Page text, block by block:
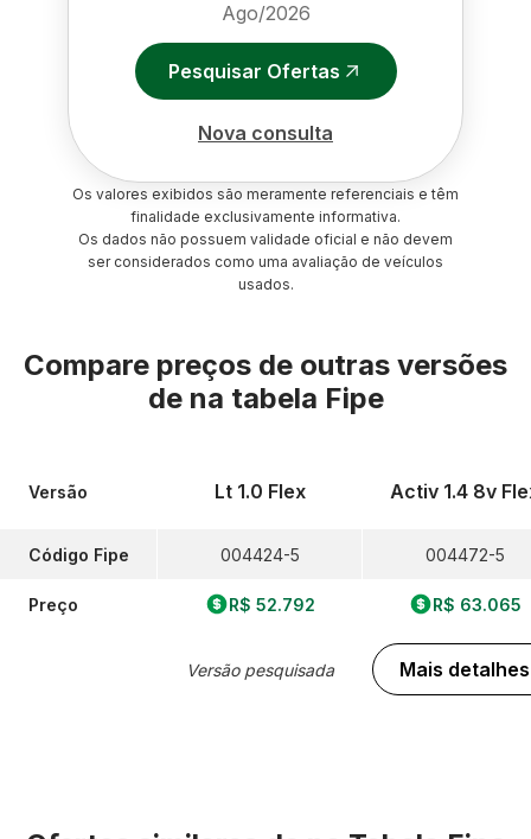
Ago/2026
Pesquisar Ofertas
Nova consulta
Os valores exibidos são meramente referenciais e têm
finalidade exclusivamente informativa.
Os dados não possuem validade oficial e não devem
ser considerados como uma avaliação de veículos
usados.
Compare preços de outras versões
de na tabela Fipe
Versão
Código Fipe
Preço
Lt 1.0 Flex
004424-5
R$ 52.792
Versão pesquisada
Activ 1.4 8v
004472-5
R$ 63.065
Mais detalhes